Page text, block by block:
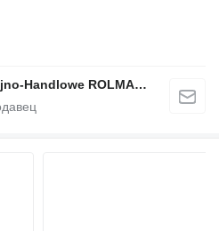
Przedsiębiorstwo Produkcyjno-Handlowe ROLMAPOL Marcin Dziekan